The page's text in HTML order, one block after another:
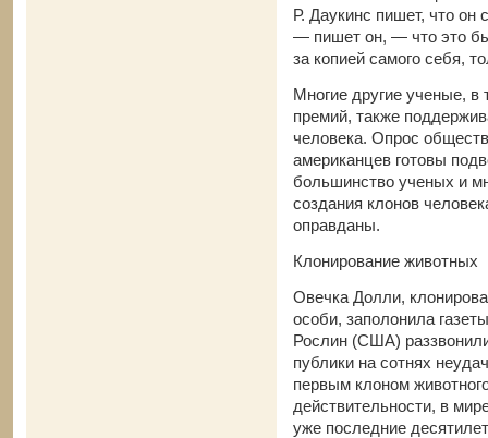
Р. Даукинс пишет, что
— пишет он, — что это
за копией самого себя,
Многие другие ученые,
премий, также
человека. Опрос
американцев готовы
большинство ученых и
создания клонов
оправданы.
Клонирование животных
Овечка Долли,
особи, заполонила
Рослин (США)
публики на сотнях
первым клоном
действительности, в
уже последние